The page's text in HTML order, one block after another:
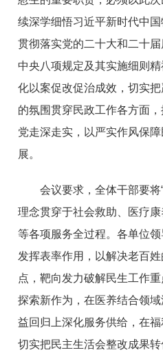
续深学细悟习近平新时代中
贯彻落实党的二十大和二十
中央八项规定及其实施细则
化以案促改促治成效，切实
的氛围贯穿民政工作各方面
党走深走实，以严实作风保
展。
会议要求，全体干部要
理念贯穿于社会救助、医疗
等各项服务全过程。各单位领
发挥表率作用，以解决老百姓
点，靶向发力破解民生工作
探索新作为，在医养结合领
益回归上深化服务供给，在福
切实把民主生活会整改成果